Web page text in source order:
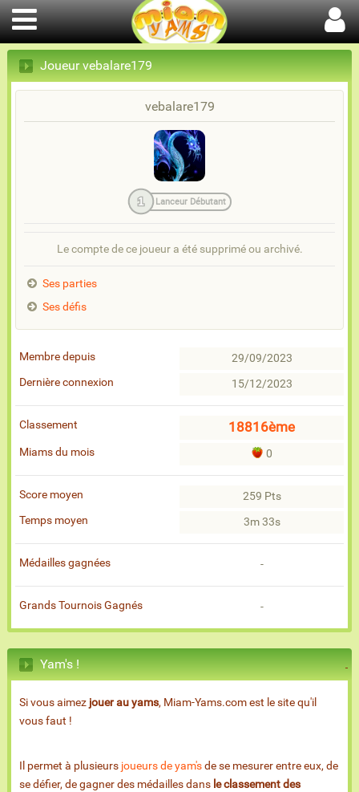
Joueur vebalare179
vebalare179
1 Lanceur Débutant
Le compte de ce joueur a été supprimé ou archivé.
Ses parties
Ses défis
Membre depuis
29/09/2023
Dernière connexion
15/12/2023
Classement 18816ème
Miams du mois 0
Score moyen
259 Pts
Temps moyen
3m 33s
Médailles gagnées -
Grands Tournois Gagnés -
Yam's !
Si vous aimez jouer au yams, Miam-Yams.com est le site qu'il
vous faut !
Il permet à plusieurs joueurs de yam'sde se mesurer entre eux, de
se défier, de gagner des médailles dans le classement des